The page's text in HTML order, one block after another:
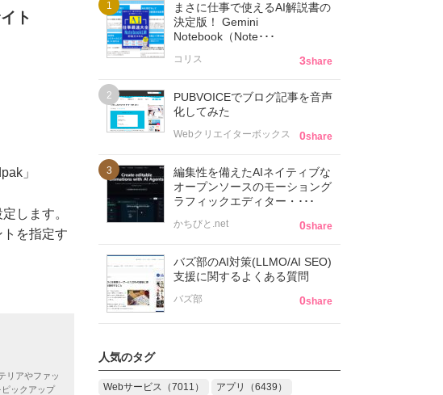
ト
します。
を指定す
リアやファッ
ックアップ
まさに仕事で使えるAI解説書の
決定版！ Gemini
Notebook（Note･･･
コリス 3share
PUBVOICEでブログ記事を音声
化してみた
Webクリエイターボックス 0share
編集性を備えたAIネイティブな
オープンソースのモーショング
ラフィックエディター・･･･
かちびと.net 0share
バズ部のAI対策(LLMO/AI SEO)
支援に関するよくある質問
バズ部 0share
人気のタグ
Webサービス（7011）
アプリ（6439）